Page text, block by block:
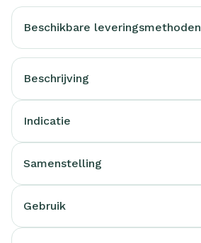
Beschikbare leveringsmethoden
Beschrijving
Indicatie
Samenstelling
Gebruik